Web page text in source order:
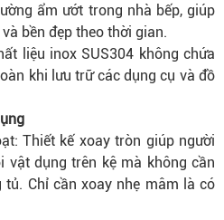
ẩm ướt trong nhà bếp, giúp
bền đẹp theo thời gian.
liệu inox SUS304 không chứa
khi lưu trữ các dụng cụ và đồ
Thiết kế xoay tròn giúp người
vật dụng trên kệ mà không cần
Chỉ cần xoay nhẹ mâm là có